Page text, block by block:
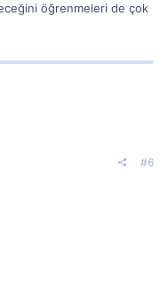
öğrenmeleri de çok
#6